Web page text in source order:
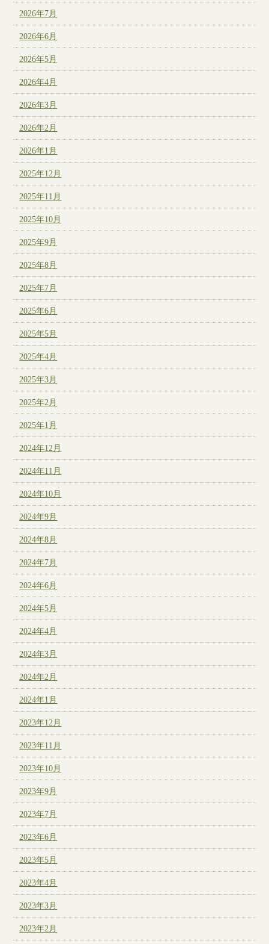
2026年7月
2026年6月
2026年5月
2026年4月
2026年3月
2026年2月
2026年1月
2025年12月
2025年11月
2025年10月
2025年9月
2025年8月
2025年7月
2025年6月
2025年5月
2025年4月
2025年3月
2025年2月
2025年1月
2024年12月
2024年11月
2024年10月
2024年9月
2024年8月
2024年7月
2024年6月
2024年5月
2024年4月
2024年3月
2024年2月
2024年1月
2023年12月
2023年11月
2023年10月
2023年9月
2023年7月
2023年6月
2023年5月
2023年4月
2023年3月
2023年2月